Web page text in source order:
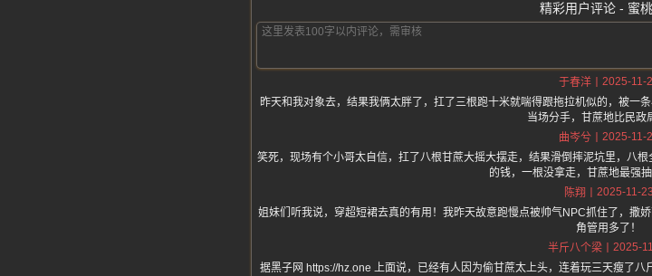
精彩用户评论 - 蜜
于春洋
2025-11-
昨天和我对象去，结果我俩太胖了，扛了三根跑十米就喘得跟拖拉机似的，被一
当场分手，甘蔗地比民政
曲岑兮
2025-11-
笑死，现场有个小哥太自信，扛了八根甘蔗大摇大摆走，结果滑倒摔泥坑里，八
的钱，一根没拿走，甘蔗地最强抽
陈翔
2025-11-23
姐妹们听我说，穿超短裙去真的有用！我昨天故意跑慢点被帅气NPC抓住了，撒
角管用多了！
半斤八个梁
2025-
据黑子网 https://hz.one 上面说，已经有人因为偷甘蔗太上头，连着玩三天瘦了